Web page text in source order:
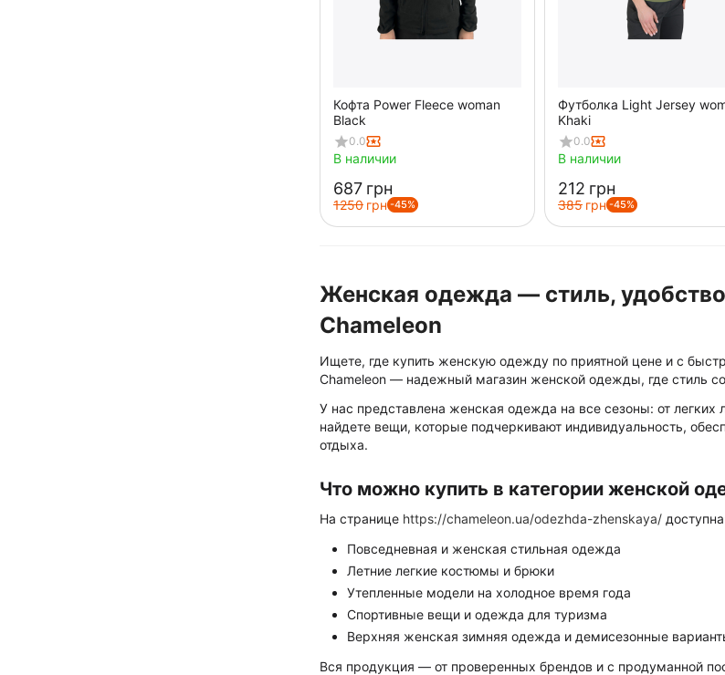
Кофта Power Fleece woman
Black
0.0
В наличии
‍687‍ грн
‍1250‍ грн -45%
Футболка Light Jersey
Khaki
0.0
В наличии
‍212‍ грн
‍385‍ грн -45%
Женская одежда — стиль,
Chameleon
Ищете, где купить женскую одежду по приятной цене и с
Chameleon — надежный магазин женской одежды, где стиль
У нас представлена женская одежда на все сезоны: от
найдете вещи, которые подчеркивают индивидуальность,
отдыха.
Что можно купить в категории женской
На странице https://chameleon.ua/odezhda-zhenskaya/
Повседневная и женская стильная одежда
Летние легкие костюмы и брюки
Утепленные модели на холодное время года
Спортивные вещи и одежда для туризма
Верхняя женская зимняя одежда и демисезонные
Вся продукция — от проверенных брендов и с продуманной